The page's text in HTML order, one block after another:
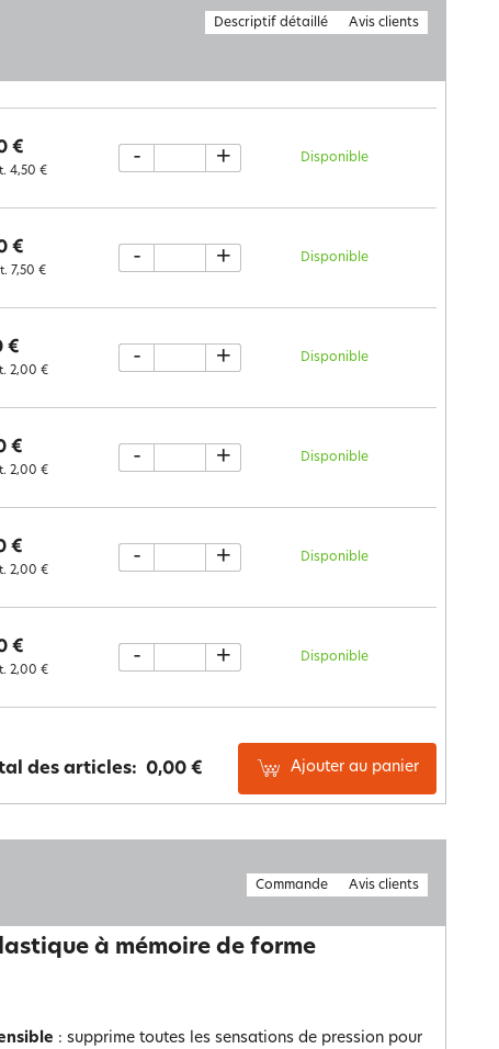
Descriptif détaillé Avis clients
€
4,50 €
Disponible
- +
€
7,50 €
Disponible
- +
€
2,00 €
Disponible
- +
€
2,00 €
Disponible
- +
€
2,00 €
Disponible
- +
€
2,00 €
Disponible
- +
des articles: 0,00 € Ajouter au panier
Commande Avis clients
à mémoire de forme
: supprime toutes les sensations de pression pour